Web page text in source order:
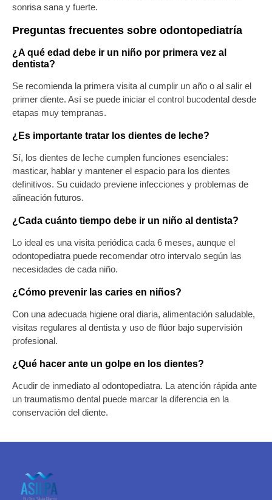
sonrisa sana y fuerte.
Preguntas frecuentes sobre odontopediatría
¿A qué edad debe ir un niño por primera vez al
dentista?
Se recomienda la primera visita al cumplir un año o al salir el
primer diente. Así se puede iniciar el control bucodental desde
etapas muy tempranas.
¿Es importante tratar los dientes de leche?
Sí, los dientes de leche cumplen funciones esenciales:
masticar, hablar y mantener el espacio para los dientes
definitivos. Su cuidado previene infecciones y problemas de
alineación futuros.
¿Cada cuánto tiempo debe ir un niño al dentista?
Lo ideal es unavisita periódica cada 6 meses, aunque el
odontopediatra puede recomendar otro intervalo según las
necesidades de cada niño.
¿Cómo prevenir las caries en niños?
Con una adecuada higiene oral diaria, alimentación saludable,
visitas regulares al dentista y uso de flúor bajo supervisión
profesional.
¿Qué hacer ante un golpe en los dientes?
Acudir de inmediato al odontopediatra. Laatención rápida ante
un traumatismo dental puede marcar la diferencia en la
conservación del diente.